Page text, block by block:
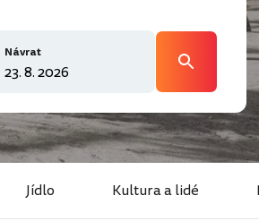
Návrat
Jídlo Kultura a lidé